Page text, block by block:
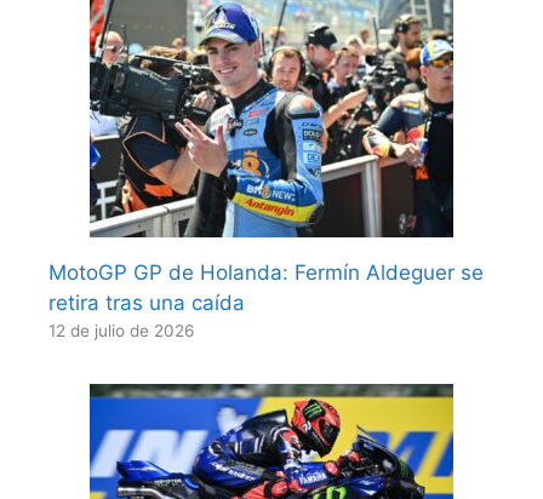
MotoGP GP de Holanda: Fermín Aldeguer se
retira tras una caída
12 de julio de 2026